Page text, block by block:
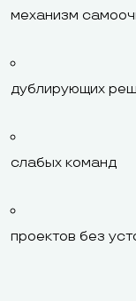
механизм
дублирующих
слабых команд
проектов без